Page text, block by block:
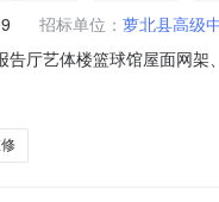
招标单位： 萝北县高级
告厅艺体楼篮球馆屋面网
购文件结束日期：2026-